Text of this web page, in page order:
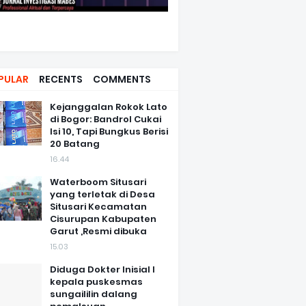
RECENTS COMMENTS
Kejanggalan Rokok Lato
di Bogor: Bandrol Cukai
Isi 10, Tapi Bungkus Berisi
20 Batang
16.44
Waterboom Situsari
yang terletak di Desa
Situsari Kecamatan
Cisurupan Kabupaten
Garut ,Resmi dibuka
15.03
Diduga Dokter Inisial I
kepala puskesmas
sungaililin dalang